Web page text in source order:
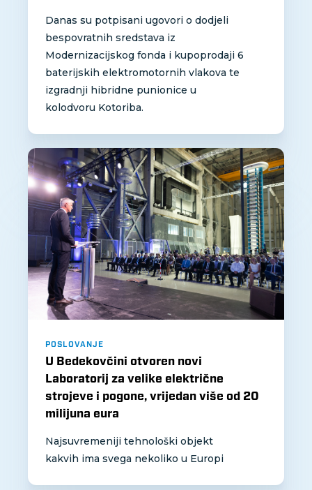
Danas su potpisani ugovori o dodjeli
bespovratnih sredstava iz
Modernizacijskog fonda i kupoprodaji 6
baterijskih elektromotornih vlakova te
izgradnji hibridne punionice u
kolodvoru Kotoriba.
POSLOVANJE
U Bedekovčini otvoren novi
Laboratorij za velike električne
strojeve i pogone, vrijedan više od 20
milijuna eura
Najsuvremeniji tehnološki objekt
kakvih ima svega nekoliko u Europi